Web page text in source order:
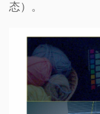
态）。